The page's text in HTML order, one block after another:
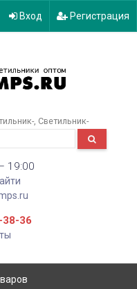
Вход Регистрация
Светильник-
19:00
38-36